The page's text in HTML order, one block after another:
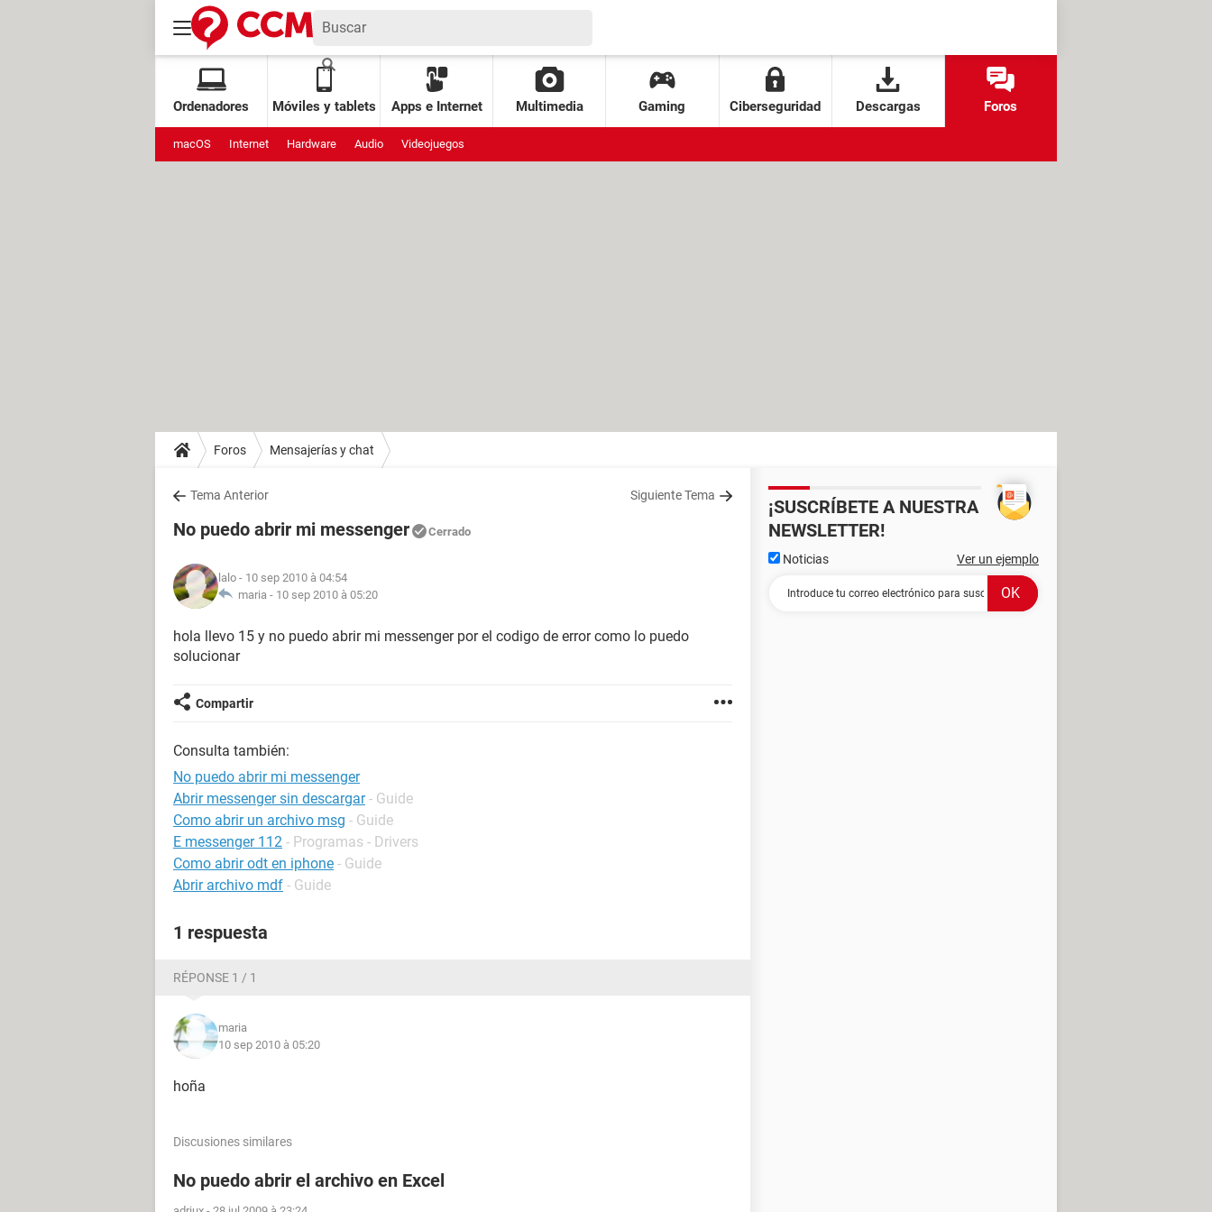
Ordenadores Móviles y tablets Apps e Internet Multimedia Gaming Ciberseguridad Descargas Foros
macOS Internet Hardware Audio Videojuegos
Foros Mensajerías y chat
Tema Anterior Siguiente Tema
No puedo abrir mi messenger Cerrado
lalo - 10 sep 2010 à 04:54
maria - 10 sep 2010 à 05:20
hola llevo 15 y no puedo abrir mi messenger por el codigo de error como lo puedo
solucionar
Compartir
Consulta también:
No puedo abrir mi messenger
Abrir messenger sin descargar - Guide
Como abrir un archivo msg - Guide
E messenger 112 - Programas - Drivers
Como abrir odt en iphone - Guide
Abrir archivo mdf - Guide
1 respuesta
RÉPONSE 1 / 1
maria
10 sep 2010 à 05:20
hoña
Discusiones similares
No puedo abrir el archivo en Excel
¡SUSCRÍBETE A NUESTRA
NEWSLETTER!
Noticias Ver un ejemplo